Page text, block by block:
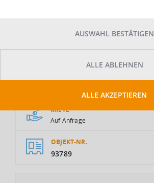
MIETE
Auf Anfrage
OBJEKT-NR.
93789
AUSWAHL BESTÄTIGEN
ALLE ABLEHNEN
ALLE AKZEPTIEREN